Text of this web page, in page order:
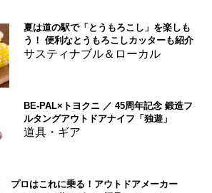
夏は道の駅で「とうもろこし」を楽しも
う！ 便利なとうもろこしカッターも紹介
サスティナブル＆ローカル
BE-PAL×トヨクニ ／ 45周年記念 鍛造フ
ルタングアウトドアナイフ「独遊」
道具・ギア
プロはこれに乗る！アウトドアメーカー